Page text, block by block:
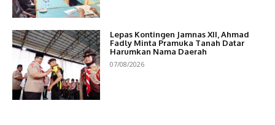
Lepas Kontingen Jamnas XII, Ahmad
Fadly Minta Pramuka Tanah Datar
Harumkan Nama Daerah
07/08/2026